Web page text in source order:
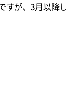
が、3月以降